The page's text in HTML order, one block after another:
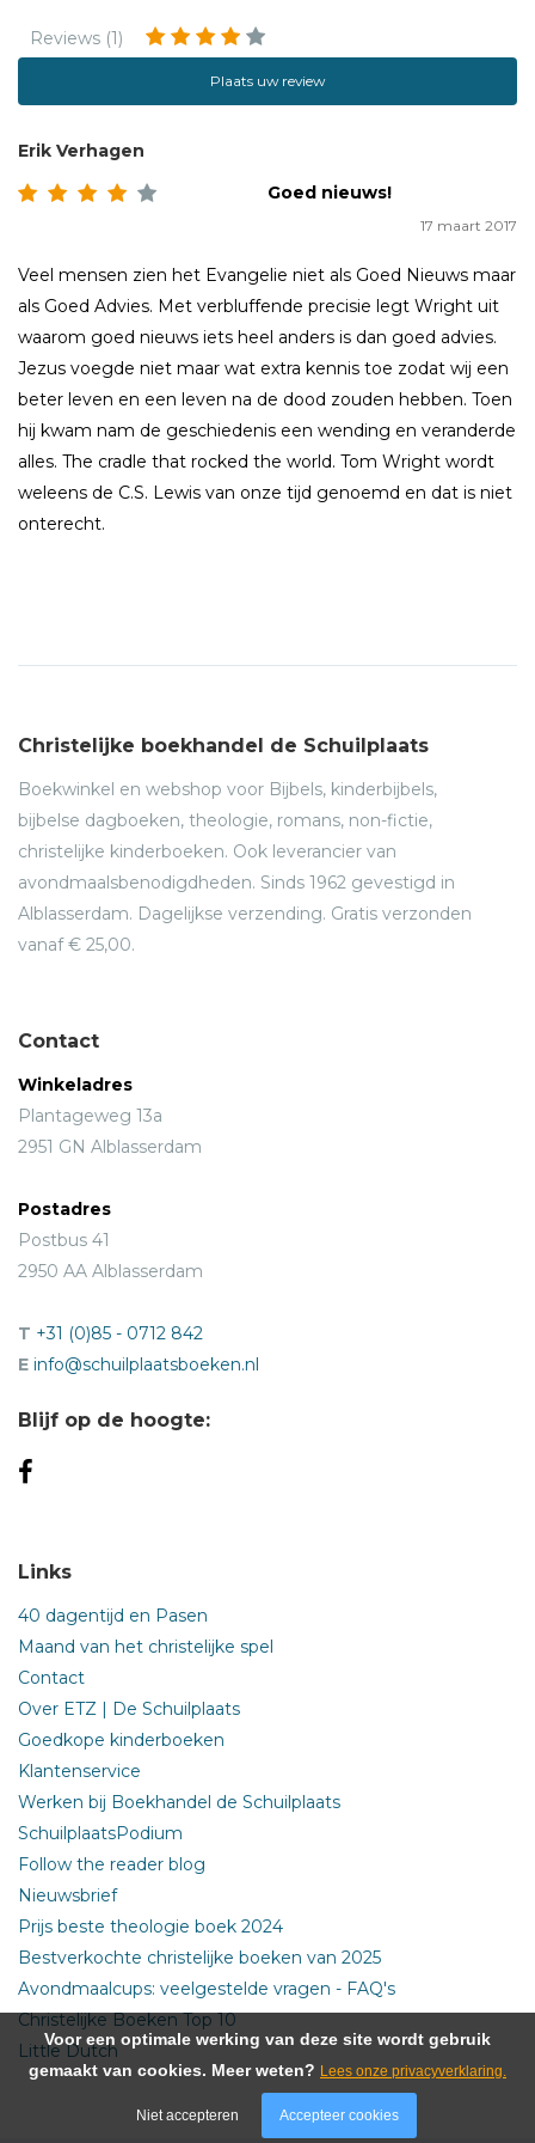
Reviews (1)
Plaats uw review
Erik Verhagen
Goed nieuws!
17 maart 2017
Veel mensen zien het Evangelie niet als Goed Nieuws maar
als Goed Advies. Met verbluffende precisie legt Wright uit
waarom goed nieuws iets heel anders is dan goed advies.
Jezus voegde niet maar wat extra kennis toe zodat wij een
beter leven en een leven na de dood zouden hebben. Toen
hij kwam nam de geschiedenis een wending en veranderde
alles. The cradle that rocked the world. Tom Wright wordt
weleens de C.S. Lewis van onze tijd genoemd en dat is niet
onterecht.
Christelijke boekhandel de Schuilplaats
Boekwinkel en webshop voor Bijbels, kinderbijbels,
bijbelse dagboeken, theologie, romans, non-fictie,
christelijke kinderboeken. Ook leverancier van
avondmaalsbenodigdheden. Sinds 1962 gevestigd in
Alblasserdam. Dagelijkse verzending. Gratis verzonden
vanaf € 25,00.
Contact
Winkeladres
Plantageweg 13a
2951 GN Alblasserdam
Postadres
Postbus 41
2950 AA Alblasserdam
T +31 (0)85 - 0712 842
E info@schuilplaatsboeken.nl
Blijf op de hoogte:
Links
40 dagentijd en Pasen
Maand van het christelijke spel
Contact
Over ETZ | De Schuilplaats
Goedkope kinderboeken
Klantenservice
Werken bij Boekhandel de Schuilplaats
SchuilplaatsPodium
Follow the reader blog
Nieuwsbrief
Prijs beste theologie boek 2024
Bestverkochte christelijke boeken van 2025
Avondmaalcups: veelgestelde vragen - FAQ's
Christelijke Boeken Top 10
Little Dutch
Voor een optimale werking van deze site wordt gebruik
gemaakt van cookies. Meer weten? Lees onze privacyverklaring.
Niet accepteren Accepteer cookies